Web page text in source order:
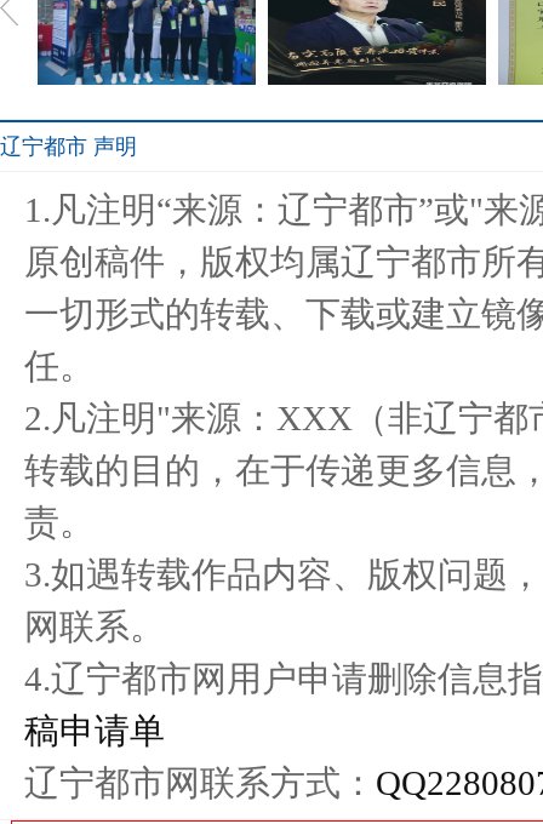
新产品
险如何
平安养老险大连分公司开
辽宁都市 声明
1.凡注明“来源：辽宁都市”或"
原创稿件，版权均属辽宁都市所
一切形式的转载、下载或建立镜
任。
2.凡注明"来源：XXX（非辽宁
转载的目的，在于传递更多信息
责。
3.如遇转载作品内容、版权问题
网联系。
4.辽宁都市网用户申请删除信息
稿申请单
辽宁都市网联系方式：